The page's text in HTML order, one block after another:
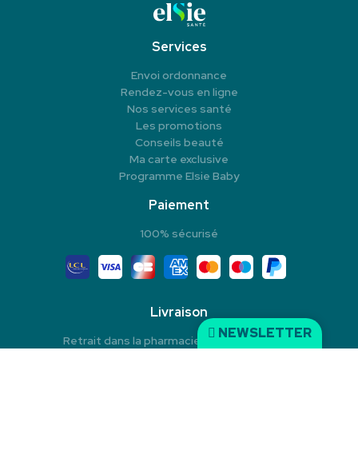
NEWSLETTER
Services
Envoi ordonnance
Rendez-vous en ligne
Nos services santé
Les promotions
Conseils beauté
Ma carte exclusive
Programme Elsie Baby
Paiement
100% sécurisé
Livraison
Retrait dans la pharmacie en Click & Collect